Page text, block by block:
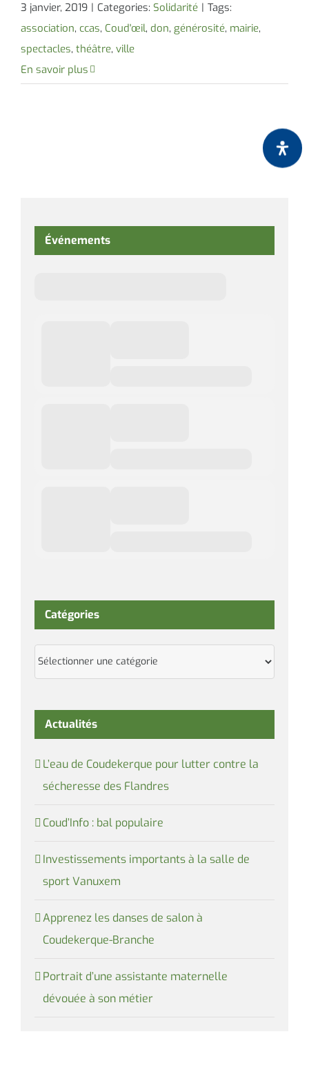
3 janvier, 2019 | Categories: Solidarité | Tags:
association, ccas, Coud'œil, don, générosité, mairie,
spectacles, théâtre, ville
En savoir plus
Événements
Catégories
Catégories
Actualités
L’eau de Coudekerque pour lutter contre la
sécheresse des Flandres
Coud’Info : bal populaire
Investissements importants à la salle de
sport Vanuxem
Apprenez les danses de salon à
Coudekerque-Branche
Portrait d’une assistante maternelle
dévouée à son métier